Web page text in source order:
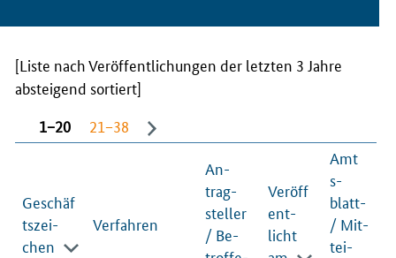
[Liste nach Veröffentlichungen der letzten 3 Jahre
absteigend sortiert]
1−20
21−38
Geschäf
ts­zei­
chen
Verfahren
An­
trag­
stel­ler
/ Be­
Veröff
ent­
licht
Amt
s­
blatt-
/ Mit­
tei­